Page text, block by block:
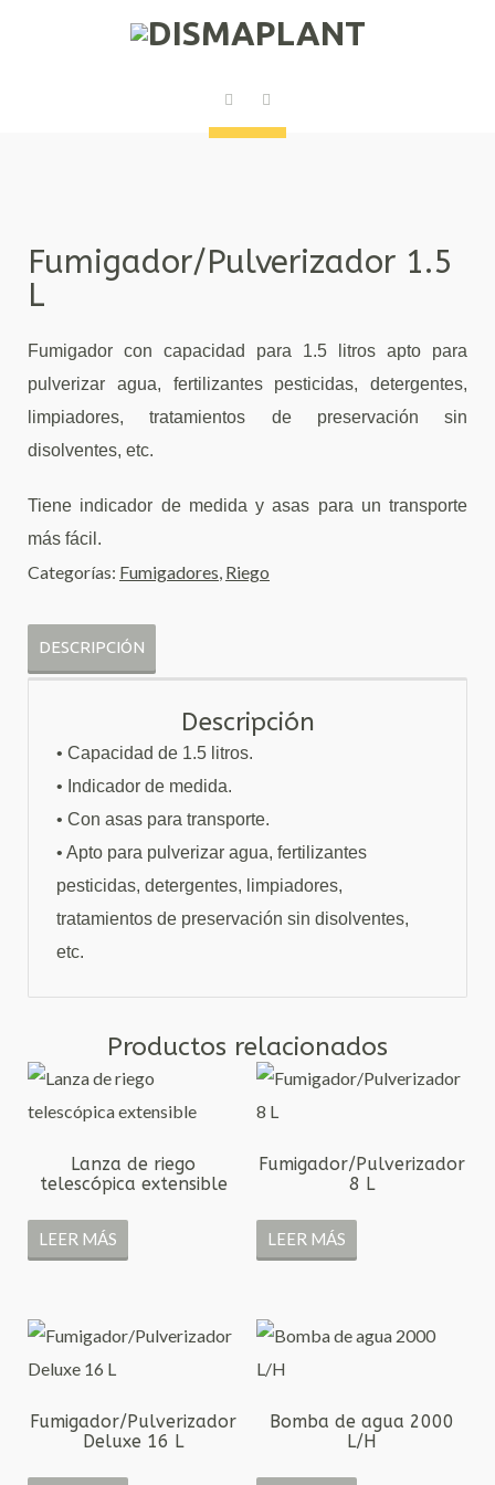
Fumigador/Pulverizador 1.5
L
Fumigador con capacidad para 1.5 litros apto para
pulverizar agua, fertilizantes pesticidas, detergentes,
limpiadores, tratamientos de preservación sin
disolventes, etc.
Tiene indicador de medida y asas para un transporte
más fácil.
Categorías: Fumigadores, Riego
DESCRIPCIÓN
Descripción
• Capacidad de 1.5 litros.
• I ndicador de medida.
• Con asas para transporte.
• Apto para pulverizar agua, fertilizantes
pesticidas, detergentes, limpiadores,
tratamientos de preservación sin disolventes,
etc.
Productos relacionados
Lanza de riego
telescópica extensible
LEER MÁS
Fumigador/Pulverizador
8 L
LEER MÁS
Fumigador/Pulverizador
Deluxe 16 L
Bomba de agua 2000
L/H